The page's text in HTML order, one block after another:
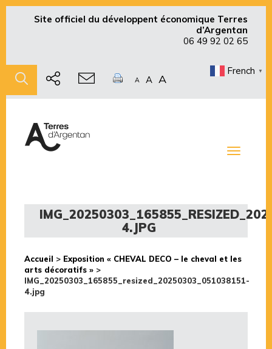
Site officiel du développent économique Terres
d’Argentan
06 49 92 02 65
A A A
French ▼
Toggle
4.JPG
Accueil > Exposition « CHEVAL DECO – le cheval et les
arts décoratifs » >
IMG_20250303_165855_resized_20250303_051038151-
4.jpg